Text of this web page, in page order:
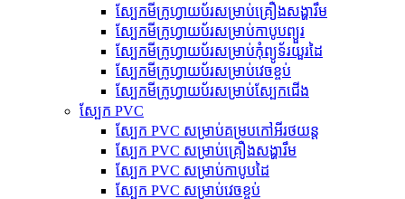
ស្បែកមីក្រូហ្វាយប័រសម្រាប់គ្រឿងសង្ហារឹម
ស្បែកមីក្រូហ្វាយប័រសម្រាប់កាបូបព្យួរ
ស្បែកមីក្រូហ្វាយប័រសម្រាប់កុំព្យូទ័រយួរដៃ
ស្បែកមីក្រូហ្វាយប័រសម្រាប់វេចខ្ចប់
ស្បែកមីក្រូហ្វាយប័រសម្រាប់ស្បែកជើង
ស្បែក PVC
ស្បែក PVC សម្រាប់គម្របកៅអីរថយន្ត
ស្បែក PVC សម្រាប់គ្រឿងសង្ហារឹម
ស្បែក PVC សម្រាប់កាបូបដៃ
ស្បែក PVC សម្រាប់វេចខ្ចប់